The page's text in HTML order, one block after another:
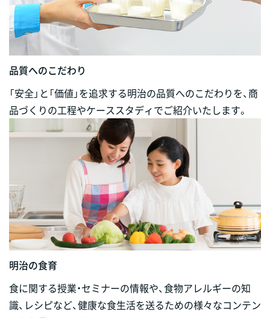
品質へのこだわり
「安全」と「価値」を追求する明治の品質へのこだわりを、商
品づくりの工程やケーススタディでご紹介いたします。
明治の食育
食に関する授業・セミナーの情報や、食物アレルギーの知
識、レシピなど、健康な食生活を送るための様々なコンテン